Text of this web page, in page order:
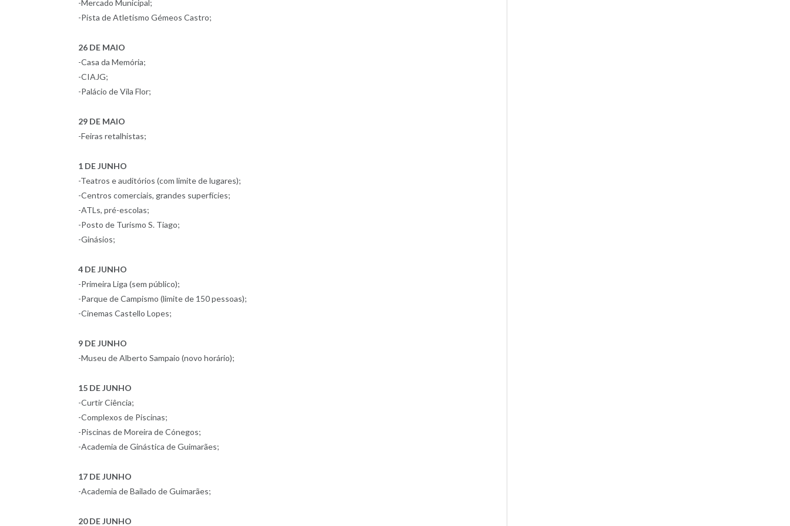
-Mercado Municipal;
-Pista de Atletismo Gémeos Castro;
26 DE MAIO
-Casa da Memória;
-CIAJG;
-Palácio de Vila Flor;
29 DE MAIO
-Feiras retalhistas;
1 DE JUNHO
-Teatros e auditórios (com limite de lugares);
-Centros comerciais, grandes superfícies;
-ATLs, pré-escolas;
-Posto de Turismo S. Tiago;
-Ginásios;
4 DE JUNHO
-Primeira Liga (sem público);
-Parque de Campismo (limite de 150 pessoas);
-Cinemas Castello Lopes;
9 DE JUNHO
-Museu de Alberto Sampaio (novo horário);
15 DE JUNHO
-Curtir Ciência;
-Complexos de Piscinas;
-Piscinas de Moreira de Cónegos;
-Academia de Ginástica de Guimarães;
17 DE JUNHO
-Academia de Bailado de Guimarães;
20 DE JUNHO